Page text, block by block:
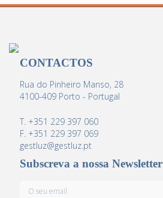
CONTACTOS
Rua do Pinheiro Manso, 28
4100-409 Porto - Portugal
T. +351 229 397 060
F. +351 229 397 069
gestluz@gestluz.pt
Subscreva a nossa Newsletter